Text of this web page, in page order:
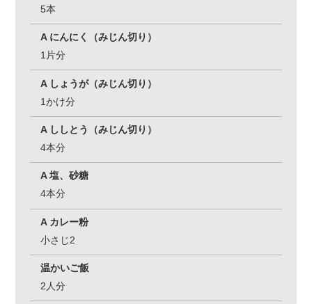
5本
A にんにく（みじん切り）
1片分
A しょうが（みじん切り）
1かけ分
A ししとう（みじん切り）
4本分
A 塩、砂糖
4本分
A カレー粉
小さじ2
温かいご飯
2人分